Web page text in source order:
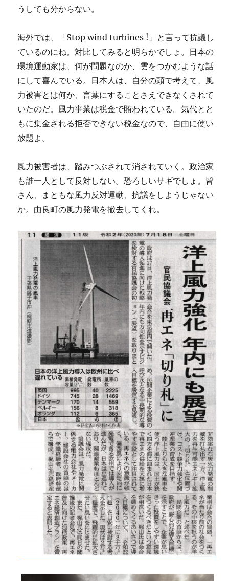
うしても分からない。
海外では、「Stop wind turbines !」と言って抗議し
ているのにね。対比してみると明らかでしょ。日本の
環境運動家は、何が問題なのか、雲をつかむような話
にして喜んでいる。日本人は、自分の頭で考えて、風
力被害とは何か、言葉にすることさえできなくされて
いたのだ。風力事業は税金で賄われている。気代とと
もに集金される拒否できない税金なので、自由に使い
放題よ。
風力被害者は、踏みつぶされて消されていく。政治家
も誰一人として反対しない。恐ろしいサギでしょ。皆
さん、まともな風力反対運動、抗議をしようじゃない
か。由良町の風力発電を撤去してくれ。